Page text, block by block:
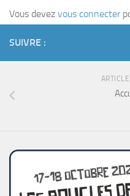
Vous devez vous connecter
SUIVRE :